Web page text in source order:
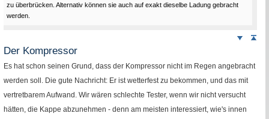
zu überbrücken. Alternativ können sie auch auf exakt dieselbe Ladung gebracht
werden.
Weiter
Der Kompressor
Es hat schon seinen Grund, dass der Kompressor nicht im Regen angebracht
werden soll. Die gute Nachricht: Er ist wetterfest zu bekommen, und das mit
vertretbarem Aufwand. Wir wären schlechte Tester, wenn wir nicht versucht
hätten, die Kappe abzunehmen - denn am meisten interessiert, wie's innen